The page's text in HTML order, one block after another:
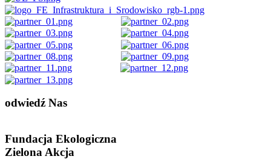
odwiedź Nas
Fundacja Ekologiczna
Zielona Akcja